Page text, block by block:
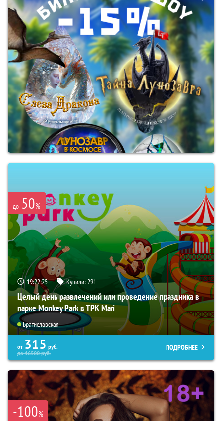
до 50%
19:22:24 Купили:291
Целый день развлечений или проведение праздника в
парке Monkey Park в ТРК Mari
Братиславская
от 315 руб.
до16500руб.
ПОДРОБНЕЕ
-100%